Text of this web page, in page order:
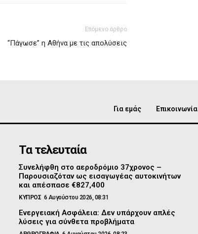
Επόμενο άρθρο
“Πάγωσε” η Αθήνα με τις απολύσεις
Για εμάς Επικοινωνία
Τα τελευταία
Συνελήφθη στο αεροδρόμιο 37χρονος –
Παρουσιαζόταν ως εισαγωγέας αυτοκινήτων
και απέσπασε €827,400
ΚΥΠΡΟΣ 6 Αυγούστου 2026, 08:31
Ενεργειακή Ασφάλεια: Δεν υπάρχουν απλές
λύσεις για σύνθετα προβλήματα